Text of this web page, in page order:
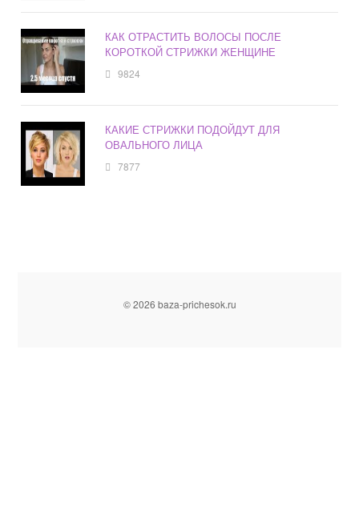
КАК ОТРАСТИТЬ ВОЛОСЫ ПОСЛЕ
КОРОТКОЙ СТРИЖКИ ЖЕНЩИНЕ
9824
КАКИЕ СТРИЖКИ ПОДОЙДУТ ДЛЯ
ОВАЛЬНОГО ЛИЦА
7877
© 2026 baza-prichesok.ru